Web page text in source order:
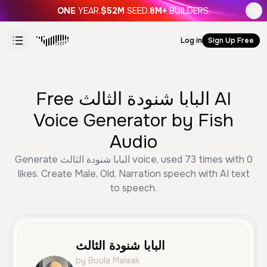
ONE YEAR.$52M SEED.8M+ BUILDERS.
Log in Sign Up Free
Free البابا شنودة الثالث AI
Voice Generator by Fish
Audio
Generate البابا شنودة الثالث voice, used 73 times with 0
likes. Create Male, Old, Narration speech with AI text
to speech.
البابا شنودة الثالث
by Boula Malaak